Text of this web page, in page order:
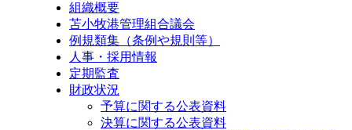
組織概要
苫小牧港管理組合議会
例規類集（条例や規則等）
人事・採用情報
定期監査
財政状況
予算に関する公表資料
決算に関する公表資料